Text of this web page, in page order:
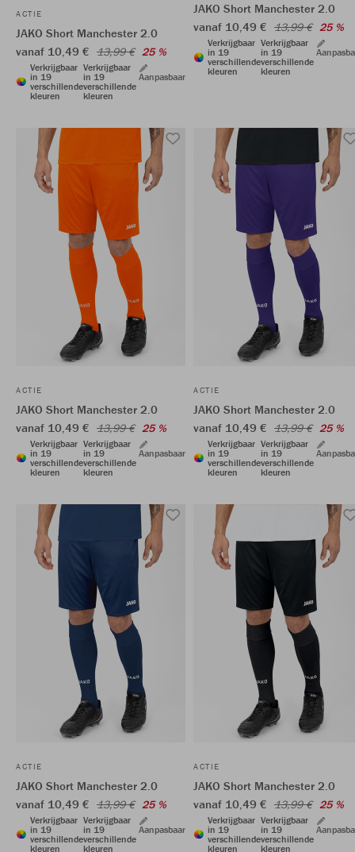
ACTIE
JAKO Short Manchester 2.0
vanaf 10,49 € 13,99 € 25 %
Verkrijgbaar
in 19
verschillende
kleuren
Verkrijgbaar
in 19
verschillende
kleuren
Aanpasbaar
JAKO Short Manchester 2.0
vanaf 10,49 € 13,99 € 25 %
Verkrijgbaar
in 19
verschillende
kleuren
Verkrijgbaar
in 19
verschillende
kleuren
ACTIE
JAKO Short Manchester 2.0
vanaf 10,49 € 13,99 € 25 %
Verkrijgbaar
in 19
verschillende
kleuren
Verkrijgbaar
in 19
verschillende
kleuren
Aanpasbaar
ACTIE
JAKO Short Manchester 2.0
vanaf 10,49 € 13,99 € 25 %
Verkrijgbaar
in 19
verschillende
kleuren
Verkrijgbaar
in 19
verschillende
kleuren
ACTIE
JAKO Short Manchester 2.0
vanaf 10,49 € 13,99 € 25 %
Verkrijgbaar
in 19
verschillende
kleuren
Verkrijgbaar
in 19
verschillende
kleuren
Aanpasbaar
ACTIE
JAKO Short Manchester 2.0
vanaf 10,49 € 13,99 € 25 %
Verkrijgbaar
in 19
verschillende
kleuren
Verkrijgbaar
in 19
verschillende
kleuren